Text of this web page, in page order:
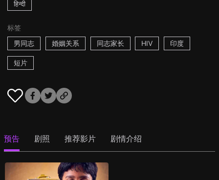
हिन्दी
标签
男同志
婚姻关系 同志家长 HIV 印度
短片
预告 剧照 推荐影片 剧情介绍